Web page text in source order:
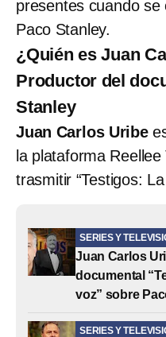
presentes cuando
Paco Stanley.
¿Quién es Juan
Productor del
Stanley
Juan Carlos Uribe
la plataforma
trasmitir “Testigos:
SERIES Y
Juan Carlos
documental
voz” sobre
SERIES Y